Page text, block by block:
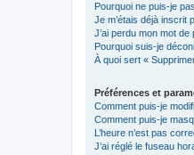
Pourquoi ne puis-je
Je m’étais déjà inscrit
J’ai perdu mon mot de
Pourquoi suis-je
À quoi sert «
Préférences et
Comment puis-je
Comment puis-je
L’heure n’est pas
J’ai réglé le fuseau